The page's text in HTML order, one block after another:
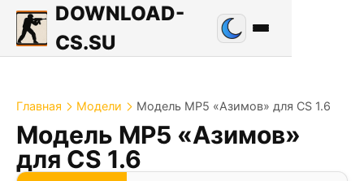
DOWNLOAD-
CS.SU
Главная Модели Модель MP5 «Азимов» для CS 1.6
Модель MP5 «Азимов»
для CS 1.6